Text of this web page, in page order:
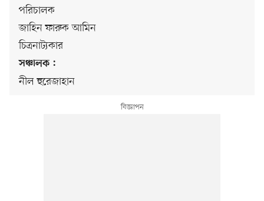
পরিচালক
জাহিন ফারুক আমিন
চিত্রনাট্যকার
সঞ্চালক :
নীল হুরেজাহান